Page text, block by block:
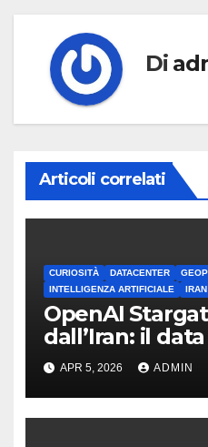
Di
Articoli correlati
CURIOSITÀ DATACENTER
INTELLIGENZA ARTIFICIALE
IRAN
OpenAI
dall’Iran: il
mirino
APR 5, 2026 ADMIN